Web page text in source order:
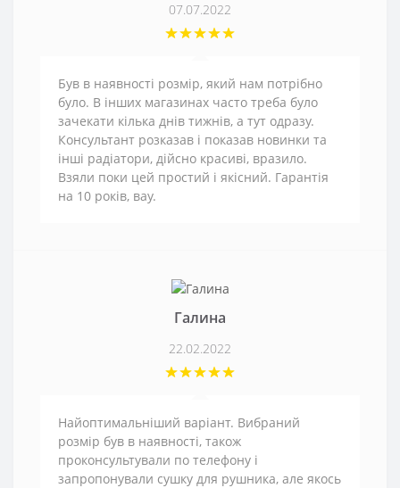
07.07.2022
Був в наявності розмір, який нам потрібно
було. В інших магазинах часто треба було
зачекати кілька днів тижнів, а тут одразу.
Консультант розказав і показав новинки та
інші радіатори, дійсно красиві, вразило.
Взяли поки цей простий і якісний. Гарантія
на 10 років, вау.
Галина
22.02.2022
Найоптимальніший варіант. Вибраний
розмір був в наявності, також
проконсультували по телефону і
запропонували сушку для рушника, але якось